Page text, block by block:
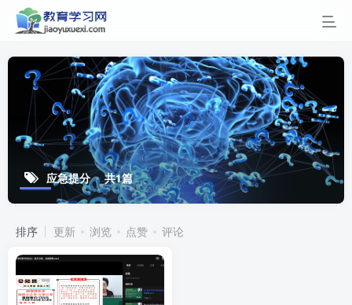
应急提分 共1篇
排序 更新 浏览 点赞 评论